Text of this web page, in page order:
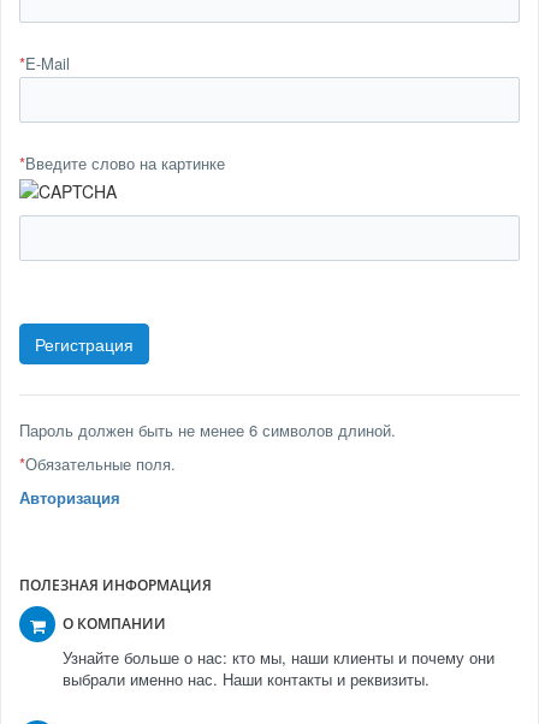
*E-Mail
*Введите слово на картинке
Пароль должен быть не менее 6 символов длиной.
*Обязательные поля.
Авторизация
ПОЛЕЗНАЯ ИНФОРМАЦИЯ
О КОМПАНИИ
Узнайте больше о нас: кто мы, наши клиенты и почему они
выбрали именно нас. Наши контакты и реквизиты.